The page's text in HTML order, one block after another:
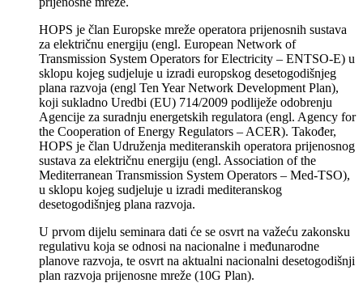
HOPS je član Europske mreže operatora prijenosnih sustava
za električnu energiju (engl. European Network of
Transmission System Operators for Electricity – ENTSO-E) u
sklopu kojeg sudjeluje u izradi europskog desetogodišnjeg
plana razvoja (engl Ten Year Network Development Plan),
koji sukladno Uredbi (EU) 714/2009 podliježe odobrenju
Agencije za suradnju energetskih regulatora (engl. Agency for
the Cooperation of Energy Regulators – ACER). Također,
HOPS je član Udruženja mediteranskih operatora prijenosnog
sustava za električnu energiju (engl. Association of the
Mediterranean Transmission System Operators – Med-TSO),
u sklopu kojeg sudjeluje u izradi mediteranskog
desetogodišnjeg plana razvoja.
U prvom dijelu seminara dati će se osvrt na važeću zakonsku
regulativu koja se odnosi na nacionalne i međunarodne
planove razvoja, te osvrt na aktualni nacionalni desetogodišnji
plan razvoja prijenosne mreže (10G Plan).